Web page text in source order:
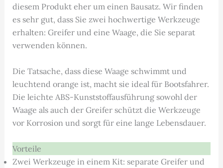
diesem Produkt eher um einen Bausatz. Wir finden
es sehr gut, dass Sie zwei hochwertige Werkzeuge
erhalten: Greifer und eine Waage, die Sie separat
verwenden können.
Die Tatsache, dass diese Waage schwimmt und
leuchtend orange ist, macht sie ideal für Bootsfahrer.
Die leichte ABS-Kunststoffausführung sowohl der
Waage als auch der Greifer schützt die Werkzeuge
vor Korrosion und sorgt für eine lange Lebensdauer.
Vorteile
Zwei Werkzeuge in einem Kit: separate Greifer und